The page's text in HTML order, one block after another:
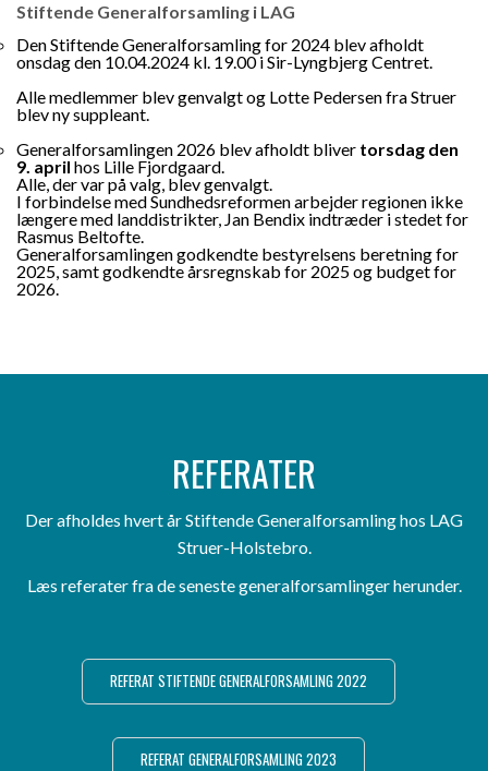
Stiftende Generalforsamling i LAG
Den Stiftende Generalforsamling for 2024 blev afholdt
onsdag den 10.04.2024 kl. 19.00 i Sir-Lyngbjerg Centret.
Alle medlemmer blev genvalgt og Lotte Pedersen fra Struer
blev ny suppleant.
Generalforsamlingen 2026 blev afholdt bliver torsdag den
9. april hos Lille Fjordgaard.
Alle, der var på valg, blev genvalgt.
I forbindelse med Sundhedsreformen arbejder regionen ikke
længere med landdistrikter, Jan Bendix indtræder i stedet for
Rasmus Beltofte.
Generalforsamlingen godkendte bestyrelsens beretning for
2025, samt godkendte årsregnskab for 2025 og budget for
2026.
REFERATER
Der afholdes hvert år Stiftende Generalforsamling hos LAG
Struer-Holstebro.
Læs referater fra de seneste generalforsamlinger herunder.
REFERAT STIFTENDE GENERALFORSAMLING 2022
REFERAT GENERALFORSAMLING 2023